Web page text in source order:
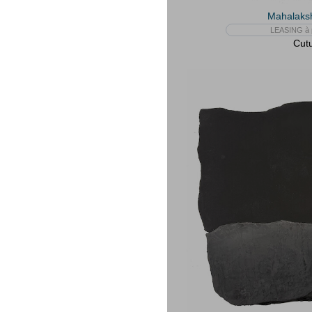
LEASING